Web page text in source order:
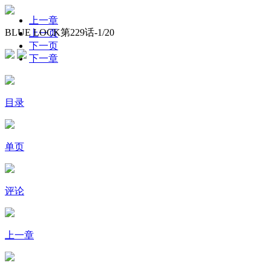
BLUE LOCK第229话-1/20
上一章
上一页
下一页
下一章
目录
单页
评论
上一章